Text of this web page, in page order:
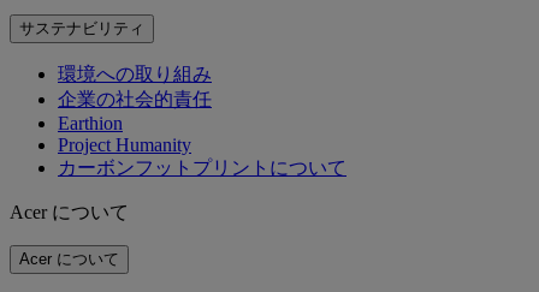
サステナビリティ
環境への取り組み
企業の社会的責任
Earthion
Project Humanity
カーボンフットプリントについて
Acer について
Acer について